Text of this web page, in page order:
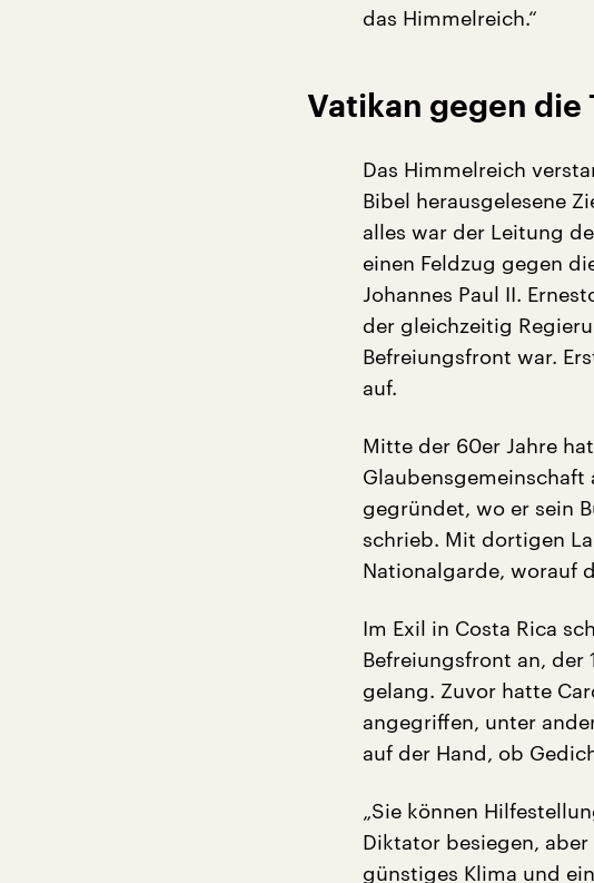
das Himmelreich.“
Vatikan gegen
Das Himmelreich
Bibel herausgelesene
alles war der Leitung
einen Feldzug gegen
Johannes Paul II.
der gleichzeitig
Befreiungsfront war.
auf.
Mitte der 60er Jahre
Glaubensgemeinschaft
gegründet, wo er sein
schrieb. Mit dortigen
Nationalgarde, worauf
Im Exil in Costa Rica
Befreiungsfront an, der
gelang. Zuvor hatte
angegriffen, unter
auf der Hand, ob
„Sie können
Diktator besiegen,
günstiges Klima und